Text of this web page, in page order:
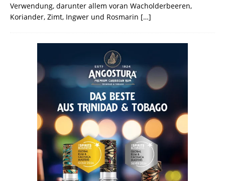
Verwendung, darunter allem voran Wacholderbeeren,
Koriander, Zimt, Ingwer und Rosmarin […]